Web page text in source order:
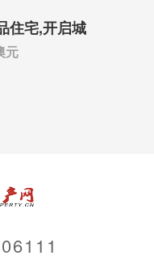
住宅,开启城
元